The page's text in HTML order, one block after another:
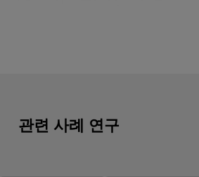
관련 사례 연구